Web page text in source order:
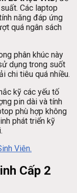
Các laptop
năng đáp ứng
quá ngân sách
phân khúc này
dụng trong suốt
chi tiêu quá nhiều.
kỹ các yếu tố
pin dài và tính
phù hợp không
phát triển kỹ
Viên.
Cấp 2